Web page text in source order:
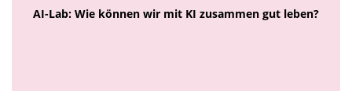
AI-Lab: Wie können wir mit KI zusammen gut leben?